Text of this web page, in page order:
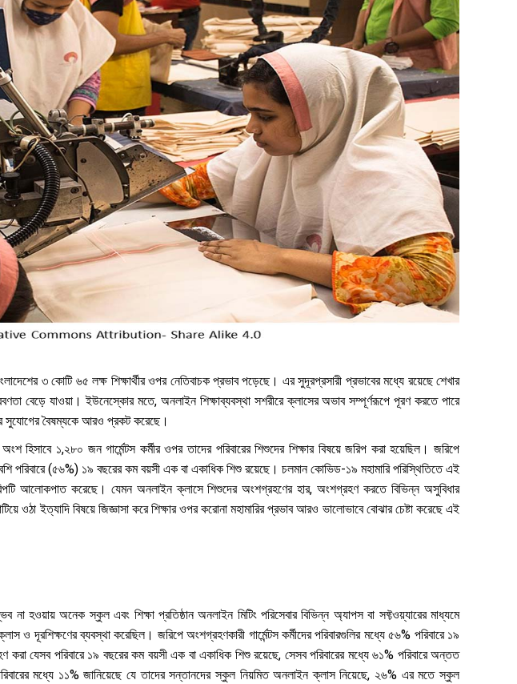
৩ কোটি ৬৫ লক্ষ শিক্ষার্থীর ওপর নেতিবাচক প্রভাব পড়েছে। এর সুদূরপ্রসারী প্রভাবের মধ্যে রয়েছে শেখার
বেড়ে যাওয়া। ইউনেস্কোর মতে, অনলাইন শিক্ষাব্যবস্থা সশরীরে ক্লাসের অভাব সম্পূর্ণরূপে পূরণ করতে পারে
সুযোগের বৈষম্যকে আরও প্রকট করেছে।
অংশ হিসাবে ১,২৮০ জন গার্মেন্টস কর্মীর ওপর তাদের পরিবারের শিশুদের শিক্ষার বিষয়ে জরিপ করা হয়েছিল। জরিপে
বেশি পরিবারে (৫৬%) ১৯ বছরের কম বয়সী এক বা একাধিক শিশু রয়েছে। চলমান কোভিড-১৯ মহামারি পরিস্থিতিতে এই
আলোকপাত করেছে। যেমন অনলাইন ক্লাসে শিশুদের অংশগ্রহণের হার, অংশগ্রহণ করতে বিভিন্ন অসুবিধার
ওঠা ইত্যাদি বিষয়ে জিজ্ঞাসা করে শিক্ষার ওপর করোনা মহামারির প্রভাব আরও ভালোভাবে বোঝার চেষ্টা করেছে এই
না হওয়ায় অনেক স্কুল এবং শিক্ষা প্রতিষ্ঠান অনলাইন মিটিং পরিসেবার বিভিন্ন অ্যাপস বা সফ্টওয়্যারের মাধ্যমে
দূরশিক্ষণের ব্যবস্থা করেছিল। জরিপে অংশগ্রহণকারী গার্মেন্টস কর্মীদের পরিবারগুলির মধ্যে ৫৬% পরিবারে ১৯
যেসব পরিবারে ১৯ বছরের কম বয়সী এক বা একাধিক শিশু রয়েছে, সেসব পরিবারের মধ্যে ৬১% পরিবারে অন্তত
মধ্যে ১১% জানিয়েছে যে তাদের সন্তানদের স্কুল নিয়মিত অনলাইন ক্লাস নিয়েছে, ২৬% এর মতে স্কুল